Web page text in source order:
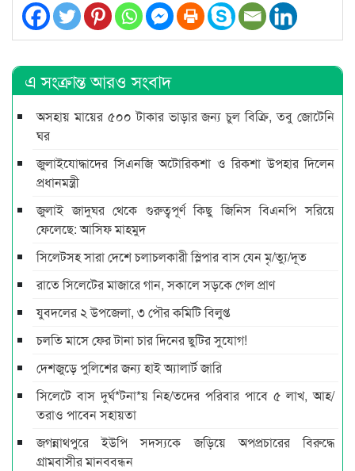
এ সংক্রান্ত আরও সংবাদ
অসহায় মায়ের ৫০০ টাকার ভাড়ার জন্য চুল বিক্রি, তবু জোটেনি
ঘর
জুলাইযোদ্ধাদের সিএনজি অটোরিকশা ও রিকশা উপহার দিলেন
প্রধানমন্ত্রী
জুলাই জাদুঘর থেকে গুরুত্বপূর্ণ কিছু জিনিস বিএনপি সরিয়ে
ফেলেছে: আসিফ মাহমুদ
সিলেটসহ সারা দেশে চলাচলকারী স্লিপার বাস যেন মৃ/ত্যু/দূত
রাতে সিলেটের মাজারে গান, সকালে সড়কে গেল প্রাণ
যুবদলের ২ উপজেলা, ৩ পৌর কমিটি বিলুপ্ত
চলতি মাসে ফের টানা চার দিনের ছুটির সুযোগ!
দেশজুড়ে পুলিশের জন্য হাই অ্যালার্ট জারি
সিলেটে বাস দুর্ঘ*টনা*য় নিহ/তদের পরিবার পাবে ৫ লাখ, আহ/
তরাও পাবেন সহায়তা
জগন্নাথপুরে ইউপি সদস্যকে জড়িয়ে অপপ্রচারের বিরুদ্ধে
গ্রামবাসীর মানববন্ধন